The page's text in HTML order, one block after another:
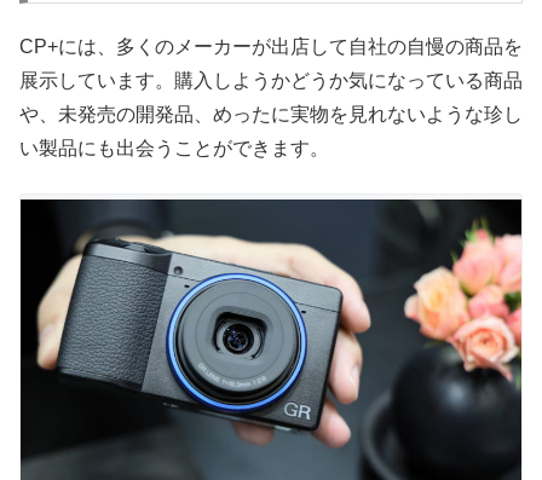
CP+には、多くのメーカーが出店して自社の自慢の商品を
展示しています。購入しようかどうか気になっている商品
や、未発売の開発品、めったに実物を見れないような珍し
い製品にも出会うことができます。